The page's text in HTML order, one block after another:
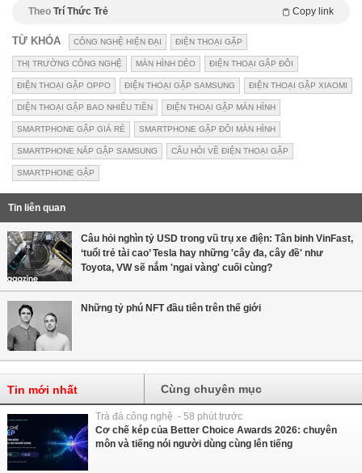
Theo Trí Thức Trẻ Copy link
TỪ KHÓA CÔNG NGHỆ HIỆN ĐẠI ĐIỆN THOẠI GẬP
THỊ TRƯỜNG CÔNG NGHỆ MÀN HÌNH DẺO ĐIỆN THOẠI GẬP ĐÔI
ĐIỆN THOẠI GẬP OPPO ĐIỆN THOẠI GẬP SAMSUNG ĐIỆN THOẠI GẬP XIAOMI
DIỆN THOẠI GẬP BAO NHIÊU TIỀN ĐIỆN THOẠI GẬP MÀN HÌNH
SMARTPHONE GẬP GIÁ RẺ SMARTPHONE GẬP ĐÔI MÀN HÌNH
SMARTPHONE NẮP GẬP SAMSUNG CÂU HỎI VỀ ĐIỆN THOẠI GẬP
SMARTPHONE GẬP
Tin liên quan
Câu hỏi nghìn tỷ USD trong vũ trụ xe điện: Tân binh VinFast,
‘tuổi trẻ tài cao’ Tesla hay những 'cây đa, cây đề' như
Toyota, VW sẽ nắm 'ngai vàng' cuối cùng?
Những tỷ phú NFT đầu tiên trên thế giới
Tin mới nhất Cùng chuyên mục
Trà đá công nghệ - 58 phút trước
Cơ chế kép của Better Choice Awards 2026: chuyên
môn và tiếng nói người dùng cùng lên tiếng